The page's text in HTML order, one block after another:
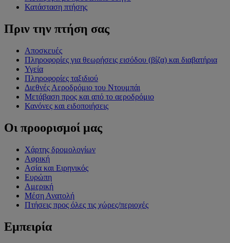
Κατάσταση πτήσης
Πριν την πτήση σας
Αποσκευές
Πληροφορίες για θεωρήσεις εισόδου (βίζα) και διαβατήρια
Υγεία
Πληροφορίες ταξιδιού
Διεθνές Αεροδρόμιο του Ντουμπάι
Μετάβαση προς και από το αεροδρόμιο
Κανόνες και ειδοποιήσεις
Οι προορισμοί μας
Χάρτης δρομολογίων
Αφρική
Ασία και Ειρηνικός
Ευρώπη
Αμερική
Μέση Ανατολή
Πτήσεις προς όλες τις χώρες/περιοχές
Εμπειρία